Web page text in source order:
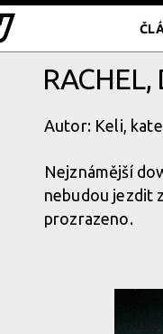
RACHEL,
Autor: Keli,
Nejznámější
nebudou jezdit
prozrazeno.